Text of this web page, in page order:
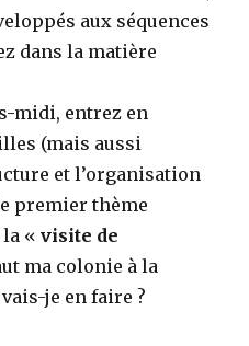
aux séquences
dans la matière
midi, entrez en
(mais aussi
et l’organisation
premier thème
la «visite de
ma colonie à la
je en faire ?